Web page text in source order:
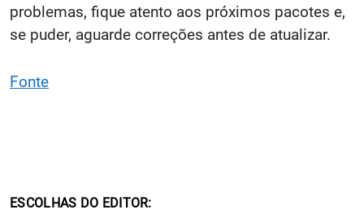
problemas, fique atento aos próximos pacotes e,
se puder, aguarde correções antes de atualizar.
Fonte
ESCOLHAS DO EDITOR